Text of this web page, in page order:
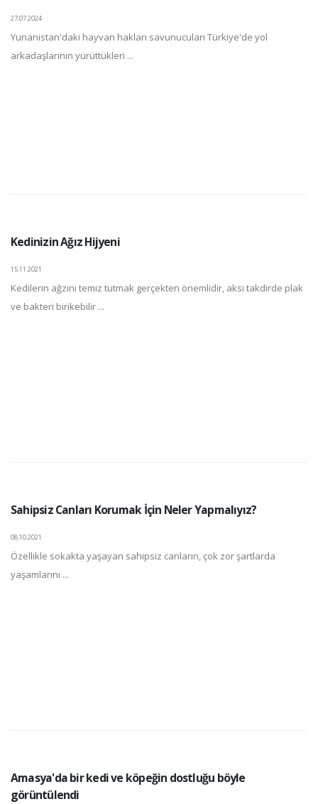
27.07.2024
Yunanistan'daki hayvan hakları savunucuları Türkiye'de yol
arkadaşlarının yürüttükleri ...
Kedinizin Ağız Hijyeni
15.11.2021
Kedilerin ağzını temiz tutmak gerçekten önemlidir, aksi takdirde plak
ve bakteri birikebilir ...
Sahipsiz Canları Korumak İçin Neler Yapmalıyız?
08.10.2021
Özellikle sokakta yaşayan sahipsiz canların, çok zor şartlarda
yaşamlarını ...
Amasya'da bir kedi ve köpeğin dostluğu böyle
görüntülendi